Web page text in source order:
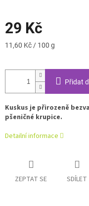
29 Kč
Měrná
11,60 Kč / 100 g
Přidat
Kuskus je přirozeně
pšeničné krupice.
Detailní informace
ZEPTAT SE SDÍLET